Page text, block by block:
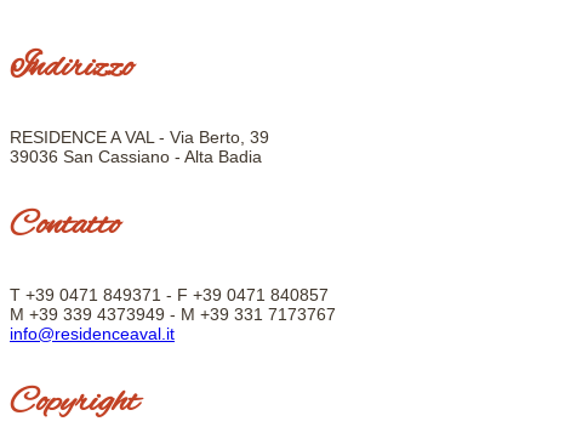
Indirizzo
RESIDENCE A VAL - Via Berto, 39
39036 San Cassiano - Alta Badia
Contatto
T +39 0471 849371 - F +39 0471 840857
M +39 339 4373949 - M +39 331 7173767
info@residenceaval.it
Copyright